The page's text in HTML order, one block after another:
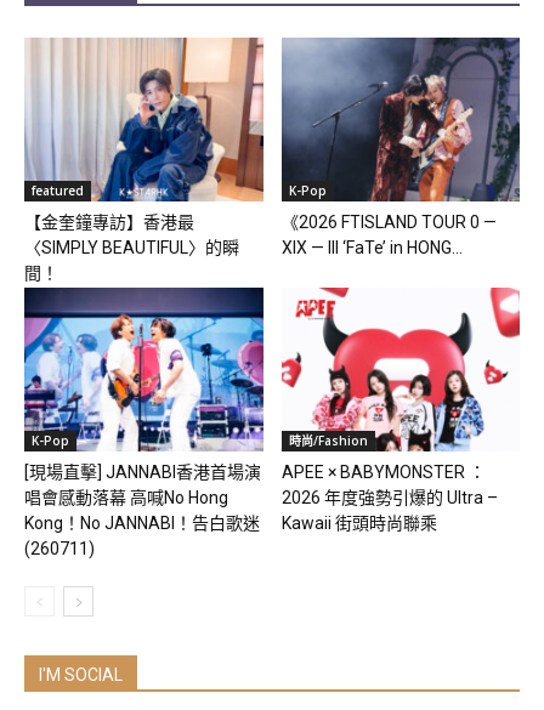
featured
【金奎鐘專訪】香港最
〈SIMPLY BEAUTIFUL〉的瞬
間！
K-Pop
《2026 FTISLAND TOUR 0 —
XIX — III ‘FaTe’ in HONG...
K-Pop
[現場直擊] JANNABI香港首場演
唱會感動落幕 高喊No Hong
Kong！No JANNABI！告白歌迷
(260711)
時尚/Fashion
APEE × BABYMONSTER ：
2026 年度強勢引爆的 Ultra –
Kawaii 街頭時尚聯乘
I'M SOCIAL